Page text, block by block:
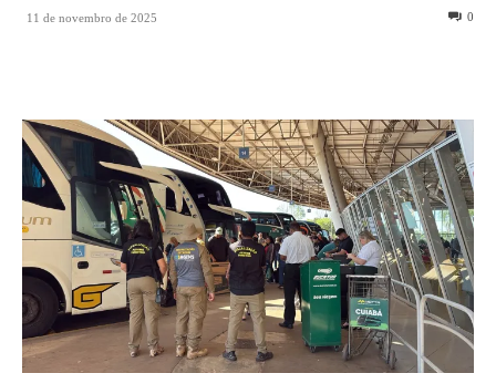
11 de novembro de 2025 0